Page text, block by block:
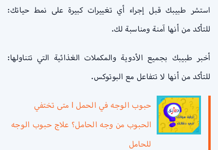
استشر طبيبك قبل إجراء أي تغييرات كبيرة على نمط حياتك:
للتأكد من أنها آمنة ومناسبة لك.
أخبر طبيبك بجميع الأدوية والمكملات الغذائية التي تتناولها:
للتأكد من أنها لا تتفاعل مع البوتوكس.
حبوب الوجه في الحمل l متى تختفي
الحبوب من وجه الحامل؟ علاج حبوب الوجه
للحامل